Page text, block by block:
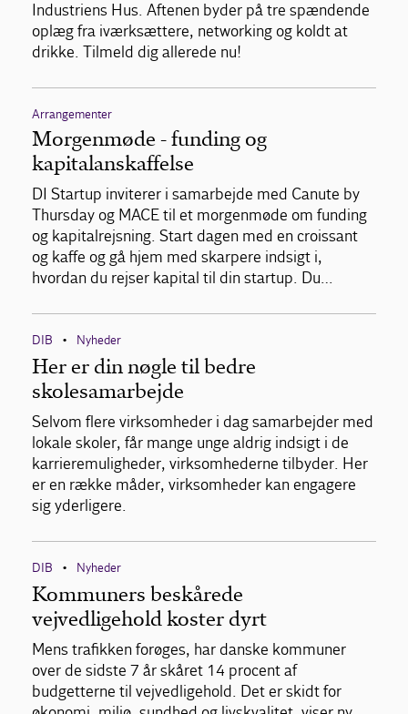
Industriens Hus. Aftenen byder på tre spændende
oplæg fra iværksættere, networking og koldt at
drikke. Tilmeld dig allerede nu!
Arrangementer
Morgenmøde - funding og
kapitalanskaffelse
DI Startup inviterer i samarbejde med Canute by
Thursday og MACE til et morgenmøde om funding
og kapitalrejsning. Start dagen med en croissant
og kaffe og gå hjem med skarpere indsigt i,
hvordan du rejser kapital til din startup. Du…
DIB • Nyheder
Her er din nøgle til bedre
skolesamarbejde
Selvom flere virksomheder i dag samarbejder med
lokale skoler, får mange unge aldrig indsigt i de
karrieremuligheder, virksomhederne tilbyder. Her
er en række måder, virksomheder kan engagere
sig yderligere.
DIB • Nyheder
Kommuners beskårede
vejvedligehold koster dyrt
Mens trafikken forøges, har danske kommuner
over de sidste 7 år skåret 14 procent af
budgetterne til vejvedligehold. Det er skidt for